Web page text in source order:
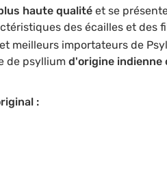
haute qualitéet se
des écailles et des
meilleurs importateurs de
de psyllium d'origine indienne
: